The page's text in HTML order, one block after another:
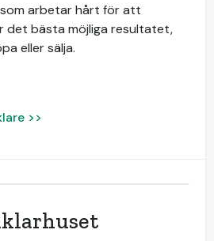
arbetar hårt för att
det bästa möjliga resultatet,
eller sälja.
>>